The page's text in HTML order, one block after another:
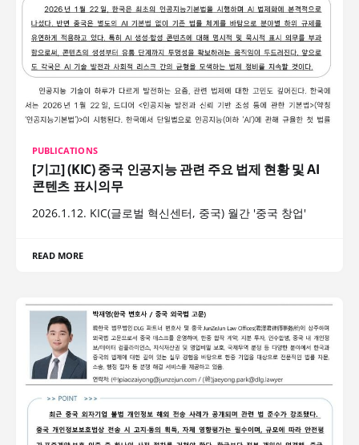
PUBLICATIONS
[기고] (KIC) 중국 인공지능 관련 주요 법제 현황 및 AI
콘텐츠 표시의무
2026.1.12. KIC(글로벌 혁신센터, 중국) 월간 '중국 창업'
READ MORE